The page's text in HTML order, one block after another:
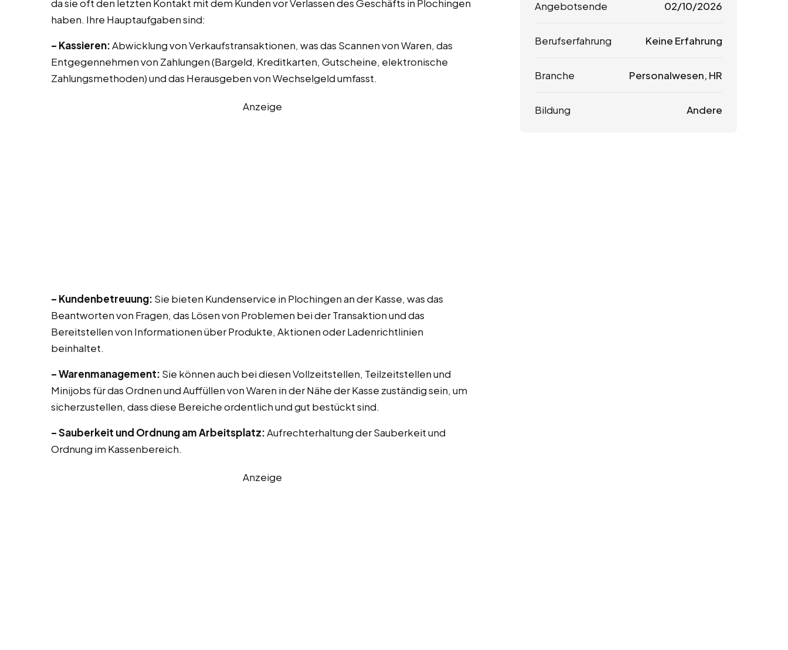
da sie oft den letzten Kontakt mit dem Kunden vor Verlassen des Geschäfts in Plochingen
haben. Ihre Hauptaufgaben sind:
– Kassieren:Abwicklung von Verkaufstransaktionen, was das Scannen von Waren, das
Entgegennehmen von Zahlungen (Bargeld, Kreditkarten, Gutscheine, elektronische
Zahlungsmethoden) und das Herausgeben von Wechselgeld umfasst.
Anzeige
– Kundenbetreuung: Sie bieten Kundenservice in Plochingen an der Kasse, was das
Beantworten von Fragen, das Lösen von Problemen bei der Transaktion und das
Bereitstellen von Informationen über Produkte, Aktionen oder Ladenrichtlinien
beinhaltet.
– Warenmanagement: Sie können auch bei diesen Vollzeitstellen, Teilzeitstellen und
Minijobs für das Ordnen und Auffüllen von Waren in der Nähe der Kasse zuständig sein, um
sicherzustellen, dass diese Bereiche ordentlich und gut bestückt sind.
– Sauberkeit und Ordnung am Arbeitsplatz:Aufrechterhaltung der Sauberkeit und
Ordnung im Kassenbereich.
Anzeige
Angebotsende 02/10/2026
Berufserfahrung Keine Erfahrung
Branche Personalwesen, HR
Bildung Andere